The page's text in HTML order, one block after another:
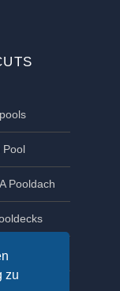
zu
Pool
Pooldach